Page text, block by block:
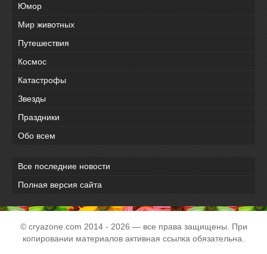
Юмор
Мир животных
Путешествия
Космос
Катастрофы
Звезды
Праздники
Обо всем
Все последние новости
Полная версия сайта
© cryazone.com 2014 - 2026 — все права защищены. При
копировании материалов активная ссылка обязательна.